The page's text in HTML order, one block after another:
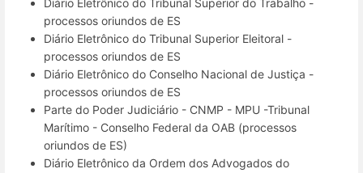
Diário Eletrônico do Tribunal Superior do Trabalho -
processos oriundos de ES
Diário Eletrônico do Tribunal Superior Eleitoral -
processos oriundos de ES
Diário Eletrônico do Conselho Nacional de Justiça -
processos oriundos de ES
Parte do Poder Judiciário - CNMP - MPU -Tribunal
Marítimo - Conselho Federal da OAB (processos
oriundos de ES)
Diário Eletrônico da Ordem dos Advogados do